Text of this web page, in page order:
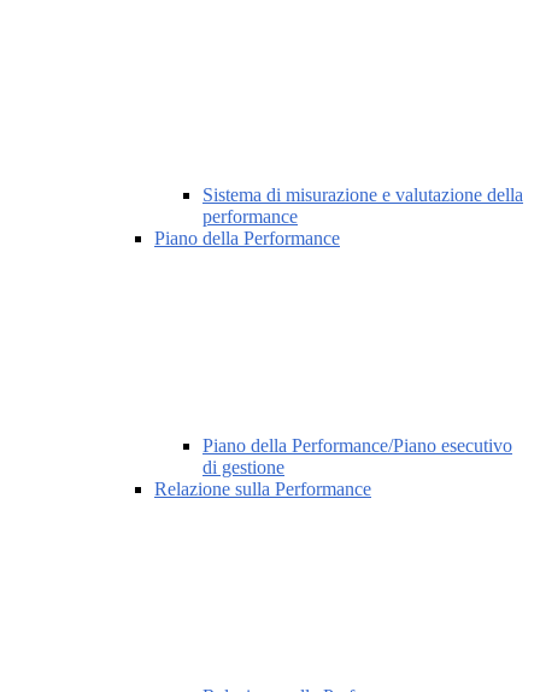
Sistema di misurazione e valutazione della
performance
Piano della Performance
Piano della Performance/Piano esecutivo
di gestione
Relazione sulla Performance